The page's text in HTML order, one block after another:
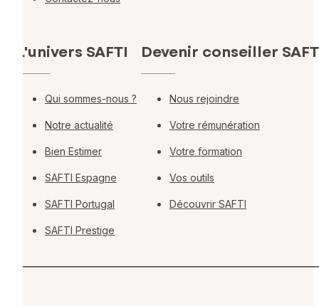
L'univers SAFTI
Qui sommes-nous ?
Notre actualité
Bien Estimer
SAFTI Espagne
SAFTI Portugal
SAFTI Prestige
Devenir conseiller
Nous rejoindre
Votre rémunération
Votre formation
Vos outils
Découvrir SAFTI